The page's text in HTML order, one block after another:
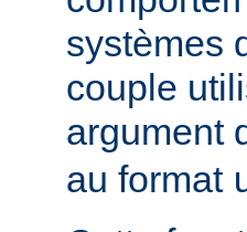
systèmes
couple
argument
au format